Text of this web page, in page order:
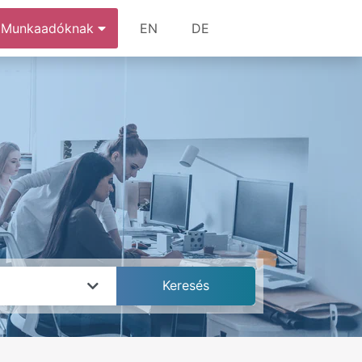
Munkaadóknak EN DE